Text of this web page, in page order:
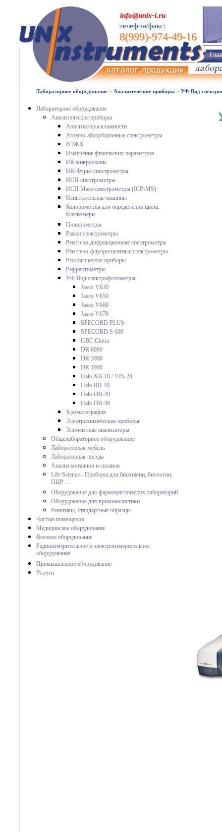
info@unix-i.ru
телефон/факс:
8(999)-974-49-16
Лабораторное оборудование > Аналитические приборы > УФ-Вид
Лабораторное оборудование
Аналитические приборы
Анализаторы влажности
Атомно-абсорбционные спектрометры
ВЭЖХ
Измерение физических параметров
ИК микроскопы
ИК-Фурье спектрометры
ИСП спектрометры
ИСП Масс-спектрометры (ICP-MS)
Испытательные машины
Колориметры для определения цвета,
блескомеры
Поляриметры
Раман спектрометры
Рентгено-дифракционные спектрометры
Рентгено-флуоресцентные спектрометры
Реологические приборы
Рефрактометры
УФ-Вид спектрофотометры
Jasco V630
Jasco V650
Jasco V660
Jasco V670
SPECORD PLUS
SPECORD S 600
GBC Cintra
DR 6000
DR 3900
DR 1900
Halo XB-10 / VIS-20
Halo RB-10
Halo DB-20
Halo DB-30
Хроматография
Электрохимические приборы
Элементные анализаторы
Общелабораторное оборудование
Лабораторная мебель
Лабораторная посуда
Анализ металлов и сплавов
Life Science - Приборы для биохимии, биологии,
ПЦР ...
Оборудование для фармацевтических лабораторий
Оборудование для криминалистики
Реактивы, стандартные образцы
Чистые помещения
Медицинское оборудование
Весовое оборудование
Радиоизмерительное и электроизмерительное
оборудование
Промышленное оборудование
Услуги